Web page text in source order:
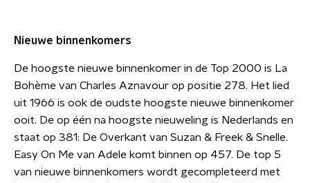
Nieuwe binnenkomers
De hoogste nieuwe binnenkomer in de Top 2000 is La
Bohème van Charles Aznavour op positie 278. Het lied
uit 1966 is ook de oudste hoogste nieuwe binnenkomer
ooit. De op één na hoogste nieuweling is Nederlands en
staat op 381: De Overkant van Suzan & Freek & Snelle.
Easy On Me van Adele komt binnen op 457. De top 5
van nieuwe binnenkomers wordt gecompleteerd met